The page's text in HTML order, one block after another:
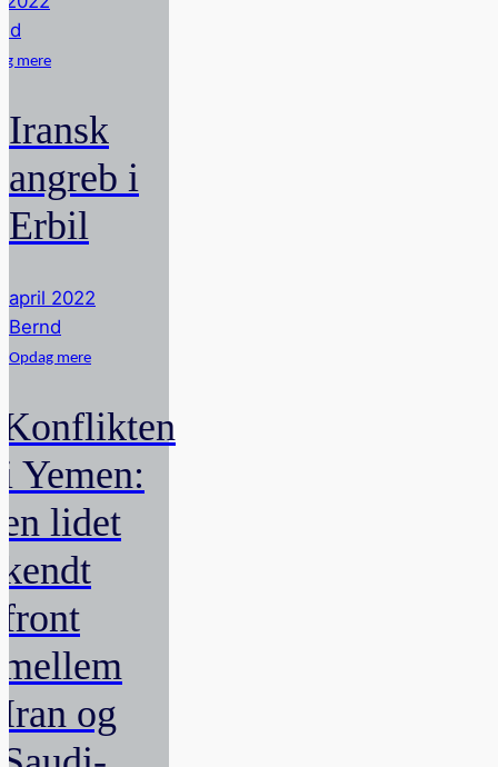
mere
Iransk
angreb i
Erbil
april 2022
Bernd
Opdag mere
Konflikten
i Yemen:
en lidet
kendt
front
mellem
Iran og